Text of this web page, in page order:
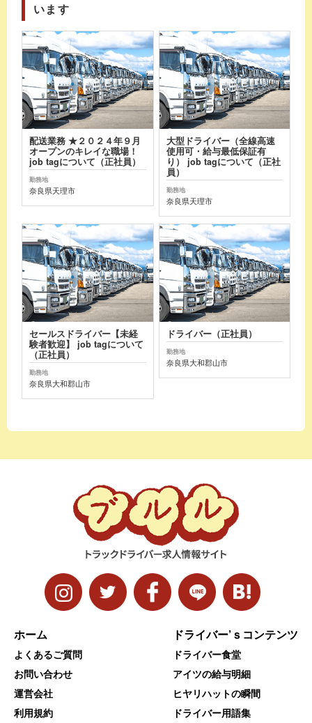
います
配送業務 ★２０２４年９月
オープンのキレイな職場！
job tagについて（正社員）
勤務地
奈良県天理市
大型ドライバー（全線高速
使用可・給与最低保証有
り） job tagについて（正社
員）
勤務地
奈良県天理市
セールスドライバー【未経
験者歓迎】 job tagについて
（正社員）
勤務地
奈良県大和郡山市
ドライバー（正社員）
勤務地
奈良県大和郡山市
ホーム
よくあるご質問
お問い合わせ
運営会社
利用規約
ドライバー’ｓコンテンツ
ドライバー食堂
アイツの給与明細
ヒヤリハットの瞬間
ドライバー用語集